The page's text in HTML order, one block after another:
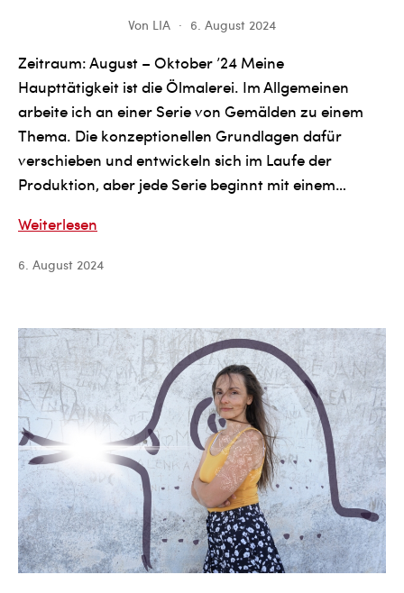
Von LIA 6. August 2024
Zeitraum: August – Oktober ’24 Meine
Haupttätigkeit ist die Ölmalerei. Im Allgemeinen
arbeite ich an einer Serie von Gemälden zu einem
Thema. Die konzeptionellen Grundlagen dafür
verschieben und entwickeln sich im Laufe der
Produktion, aber jede Serie beginnt mit einem…
Weiterlesen
6. August 2024